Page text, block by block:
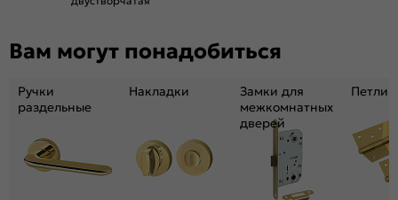
Для влажных помещений:
Подходит под двухстворчатый проём:
Да
Гарантия (лет):
1.6
Материал:
брус хвойных пород, ПВХ
Вам могут понадобиться
Ручки
раздельные
Накладки
Замки для
межкомнатных
дверей
Петли